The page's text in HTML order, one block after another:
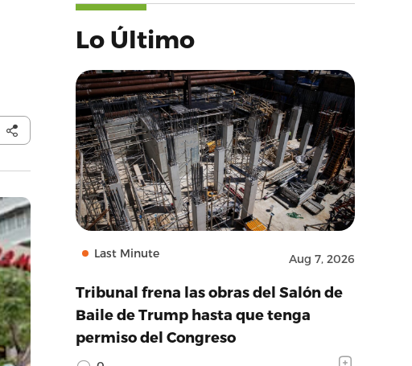
Lo Último
Last Minute Aug 7, 2026
Tribunal frena las obras del Salón de
Baile de Trump hasta que tenga
permiso del Congreso